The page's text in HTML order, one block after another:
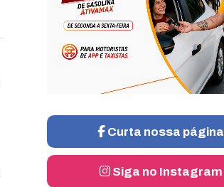
Curta nossa página
Siga no Instagram